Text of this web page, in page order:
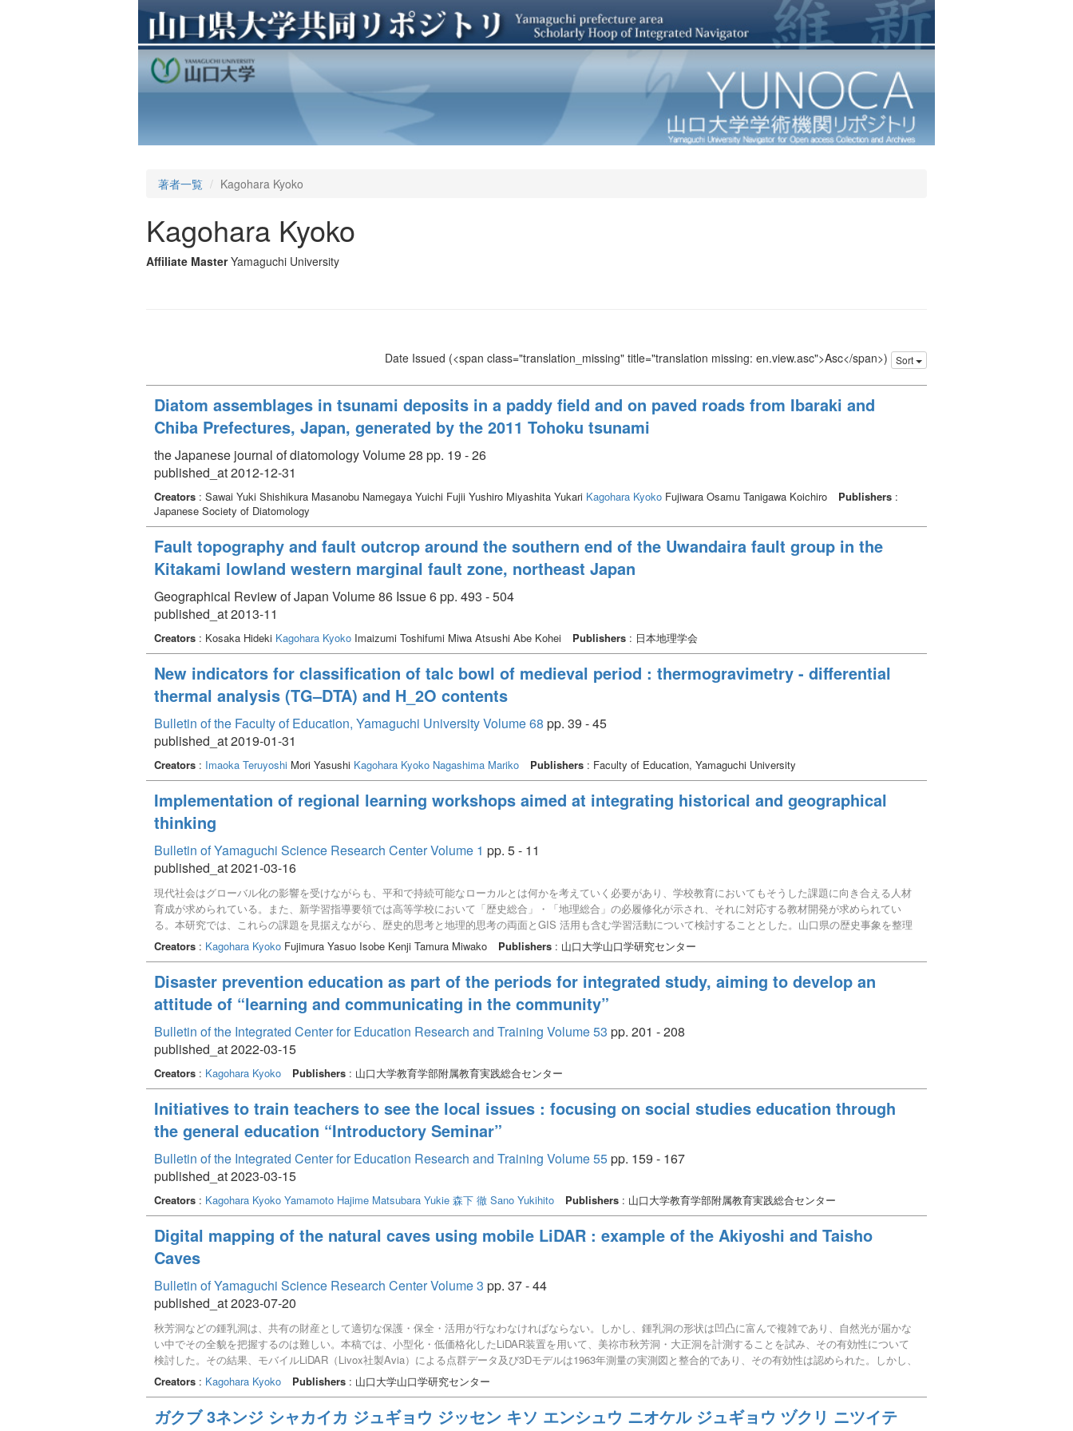
著者一覧 Kagohara Kyoko
Kagohara Kyoko
Affiliate Master Yamaguchi University
Date Issued (<span class="translation_missing" title="translation missing: en.view.asc">Asc</span>) Sort
Diatom assemblages in tsunami deposits in a paddy field and on paved roads from Ibaraki and
Chiba Prefectures, Japan, generated by the 2011 Tohoku tsunami
the Japanese journal of diatomology Volume 28 pp. 19 - 26
published_at 2012-12-31
Creators : Sawai Yuki Shishikura Masanobu Namegaya Yuichi Fujii Yushiro Miyashita Yukari Kagohara Kyoko Fujiwara Osamu Tanigawa Koichiro Publishers :
Japanese Society of Diatomology
Fault topography and fault outcrop around the southern end of the Uwandaira fault group in the
Kitakami lowland western marginal fault zone, northeast Japan
Geographical Review of Japan Volume 86 Issue 6 pp. 493 - 504
published_at 2013-11
Creators : Kosaka Hideki Kagohara Kyoko Imaizumi Toshifumi Miwa Atsushi Abe Kohei Publishers : 日本地理学会
New indicators for classification of talc bowl of medieval period : thermogravimetry - differential
thermal analysis (TG–DTA) and H_2O contents
Bulletin of the Faculty of Education, Yamaguchi University Volume 68 pp. 39 - 45
published_at 2019-01-31
Creators : Imaoka Teruyoshi Mori Yasushi Kagohara Kyoko Nagashima Mariko Publishers : Faculty of Education, Yamaguchi University
Implementation of regional learning workshops aimed at integrating historical and geographical
thinking
Bulletin of Yamaguchi Science Research Center Volume 1 pp. 5 - 11
published_at 2021-03-16
現代社会はグローバル化の影響を受けながらも、平和で持続可能なローカルとは何かを考えていく必要があり、学校教育においてもそうした課題に向き合える人材
育成が求められている。また、新学習指導要領では高等学校において「歴史総合」・「地理総合」の必履修化が示され、それに対応する教材開発が求められてい
る。本研究では、これらの課題を見据えながら、歴史的思考と地理的思考の両面とGIS 活用も含む学習活動について検討することとした。山口県の歴史事象を整理
し、そのうち複数の題材をテーマとした座学とフィールドワーク、GIS 活用を組み込んだワークショップを開催した。座学とフィールドワークを一連とする学習形
態は、参加者の主体的な学びを促すことに寄与し、身近な地域や生活の中に歴史があることが認識されると、関連する地域として世界を具体的に捉えることができ
Creators : Kagohara Kyoko Fujimura Yasuo Isobe Kenji Tamura Miwako Publishers : 山口大学山口学研究センター
Disaster prevention education as part of the periods for integrated study, aiming to develop an
attitude of “learning and communicating in the community”
Bulletin of the Integrated Center for Education Research and Training Volume 53 pp. 201 - 208
published_at 2022-03-15
Creators : Kagohara Kyoko Publishers : 山口大学教育学部附属教育実践総合センター
Initiatives to train teachers to see the local issues : focusing on social studies education through
the general education “Introductory Seminar”
Bulletin of the Integrated Center for Education Research and Training Volume 55pp. 159 - 167
published_at 2023-03-15
Creators : Kagohara Kyoko Yamamoto Hajime Matsubara Yukie 森下 徹 Sano Yukihito Publishers : 山口大学教育学部附属教育実践総合センター
Digital mapping of the natural caves using mobile LiDAR : example of the Akiyoshi and Taisho
Caves
Bulletin of Yamaguchi Science Research Center Volume 3 pp. 37 - 44
published_at 2023-07-20
秋芳洞などの鍾乳洞は、共有の財産として適切な保護・保全・活用が行なわなければならない。しかし、鍾乳洞の形状は凹凸に富んで複雑であり、自然光が届かな
い中でその全貌を把握するのは難しい。本稿では、小型化・低価格化したLiDAR装置を用いて、美祢市秋芳洞・大正洞を計測することを試み、その有効性について
検討した。その結果、モバイルLiDAR（Livox社製Avia）による点群データ及び3Dモデルは1963年測量の実測図と整合的であり、その有効性は認められた。しかし、
優れた3Dモデルには十分な点群密度が必要である。
Creators : Kagohara Kyoko Publishers : 山口大学山口学研究センター
ガクブ 3ネンジ シャカイカ ジュギョウ ジッセン キソ エンシュウ ニオケル ジュギョウ ヅクリ ニツイテ